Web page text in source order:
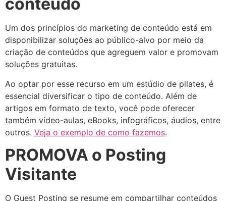
conteúdo
Um dos princípios do marketing de conteúdo está em
disponibilizar soluções ao público-alvo por meio da
criação de conteúdos que agreguem valor e promovam
soluções gratuitas.
Ao optar por esse recurso em um estúdio de pilates, é
essencial diversificar o tipo de conteúdo. Além de
artigos em formato de texto, você pode oferecer
também vídeo-aulas, eBooks, infográficos, áudios, entre
outros. Veja o exemplo de como fazemos.
PROMOVA o Posting
Visitante
O Guest Posting se resume em compartilhar conteúdos